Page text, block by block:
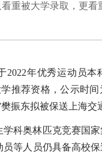
重被大学录取，更看
年优秀运动员本
推荐资格，公示时间
振东拟被保送上海交
科奥林匹克竞赛国家
等人员仍具备高校